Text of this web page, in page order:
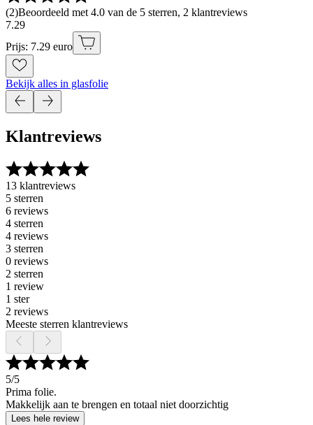
(2)Beoordeeld met 4.0 van de 5 sterren, 2 klantreviews
7.29
Prijs: 7.29 euro
Bekijk alles in glasfolie
Klantreviews
13 klantreviews
5 sterren
6 reviews
4 sterren
4 reviews
3 sterren
0 reviews
2 sterren
1 review
1 ster
2 reviews
Meeste sterren klantreviews
5/5
Prima folie.
Makkelijk aan te brengen en totaal niet doorzichtig
Lees hele review